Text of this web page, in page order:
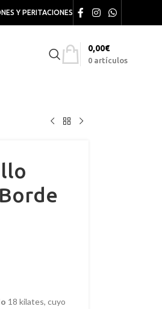
Y PERITACIONES
0 artículos
0,00€
18 kilates, cuyo